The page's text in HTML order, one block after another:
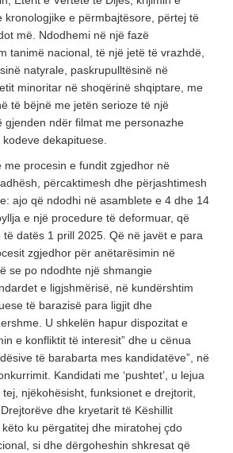
kronologjike e përmbajtësore, përtej të
më. Ndodhemi në një fazë
tanimë nacional, të një jetë të vrazhdë,
natyrale, paskrupulltësinë në
minoritar në shoqërinë shqiptare, me
të bëjnë me jetën serioze të një
gjenden ndër filmat me personazhe
dekapituese.
me procesin e fundit zgjedhor në
përcaktimesh dhe përjashtimesh
ajo që ndodhi në asamblete e 4 dhe 14
e një procedure të deformuar, që
të datës 1 prill 2025. Që në javët e para
zgjedhor për anëtarësimin në
se po ndodhte një shmangie
e ligjshmërisë, në kundërshtim
të barazisë para ligjit dhe
U shkelën hapur dispozitat e
e konfliktit të interesit” dhe u cënua
të barabarta mes kandidatëve”, në
Kandidati me ‘pushtet’, u lejua
njëkohësisht, funksionet e drejtorit,
dhe kryetarit të Këshillit
ku përgatitej dhe miratohej çdo
si dhe dërgoheshin shkresat që